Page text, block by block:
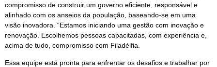
compromisso de construir um governo eficiente, responsável e
alinhado com os anseios da população, baseando-se em uma
visão inovadora. “Estamos iniciando uma gestão com inovação e
renovação. Escolhemos pessoas capacitadas, com experiência e,
acima de tudo, compromisso com Filadélfia.
Essa equipe está pronta para enfrentar os desafios e trabalhar por